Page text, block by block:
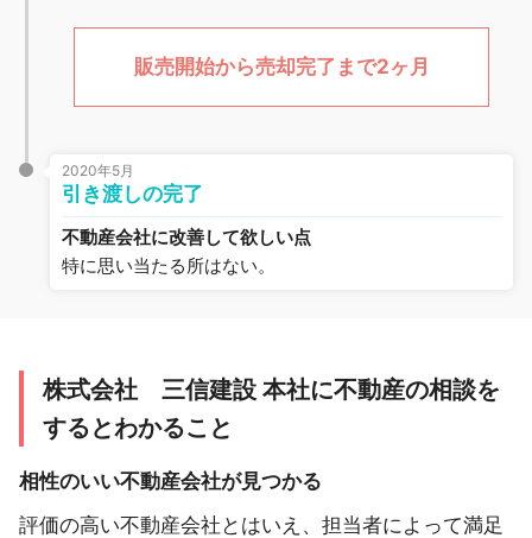
販売開始から売却完了まで2ヶ月
2020年5月
引き渡しの完了
不動産会社に改善して欲しい点
特に思い当たる所はない。
株式会社 三信建設 本社に不動産の相談を
するとわかること
相性のいい不動産会社が見つかる
評価の高い不動産会社とはいえ、担当者によって満足